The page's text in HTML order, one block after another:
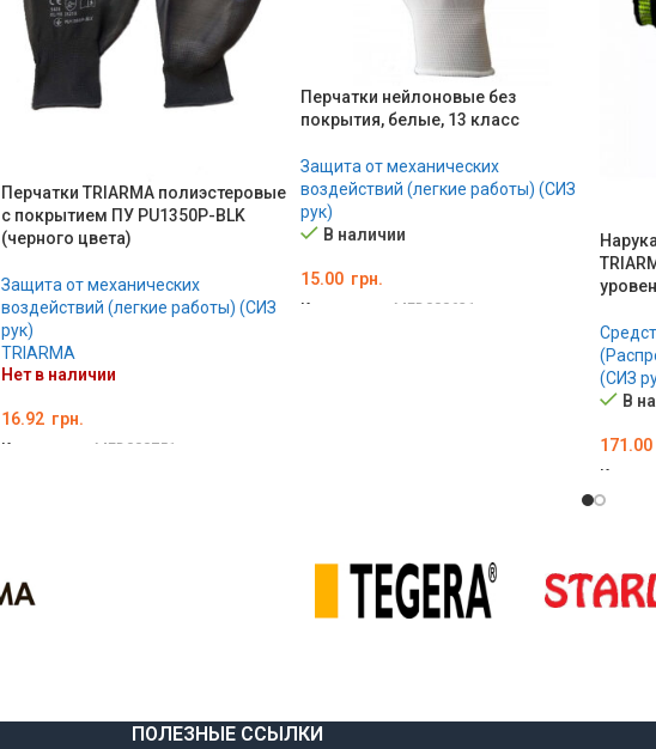
Перчатки TRIARMA полиэстеровые
с покрытием ПУ PU1350P-BLK
(черного цвета)
Защита от механических
воздействий (легкие работы) (СИЗ
рук)
TRIARMA
Нет в наличии
16.92 грн.
Код товара: MED000751
Перчатки нейлоновые без
покрытия, белые, 13 класс
Защита от механических
воздействий (легкие работы) (СИЗ
рук)
В наличии
15.00 грн.
Код товара: MED000631
(СИЗ
В
171.00
Код
ПОЛЕЗНЫЕ ССЫЛКИ